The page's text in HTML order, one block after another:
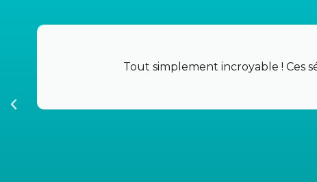
chargées où vous avez besoin d'une réinitialisation
3:Version Active :Pour ceux qui trouvent la paix
Tout simplement incroyable ! Ces